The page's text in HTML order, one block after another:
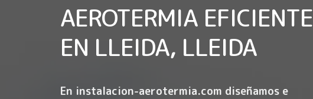
AEROTERMIA EFICIENTE
EN LLEIDA, LLEIDA
En instalacion-aerotermia.com diseñamos e